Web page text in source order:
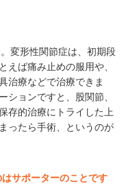
変形性関節症は、初期段
えば痛み止めの服用や、
治療などで治療できま
ションですと、股関節、
存的治療にトライした上
ったら手術、というのが
サポーターのことです